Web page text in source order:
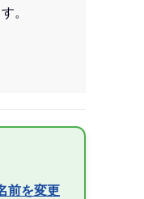
。
前を変更